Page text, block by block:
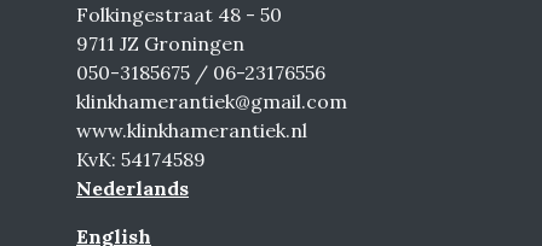
Folkingestraat 48 - 50
9711 JZ Groningen
050-3185675 / 06-23176556
klinkhamerantiek@gmail.com
www.klinkhamerantiek.nl
KvK: 54174589
Nederlands
English